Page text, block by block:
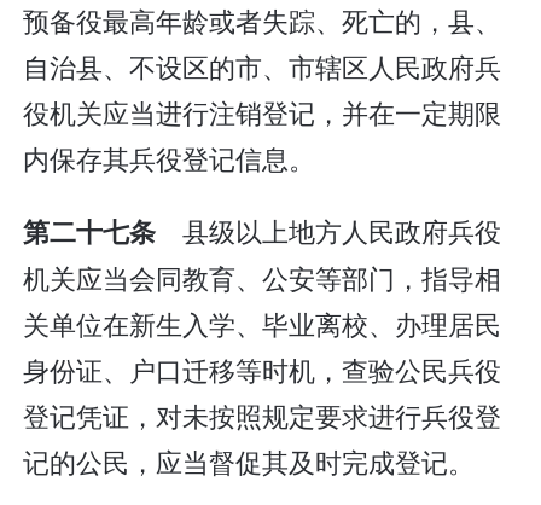
预备役最高年龄或者失踪、死亡的，县、
自治县、不设区的市、市辖区人民政府兵
役机关应当进行注销登记，并在一定期限
内保存其兵役登记信息。
第二十七条县级以上地方人民政府兵役
机关应当会同教育、公安等部门，指导相
关单位在新生入学、毕业离校、办理居民
身份证、户口迁移等时机，查验公民兵役
登记凭证，对未按照规定要求进行兵役登
记的公民，应当督促其及时完成登记。